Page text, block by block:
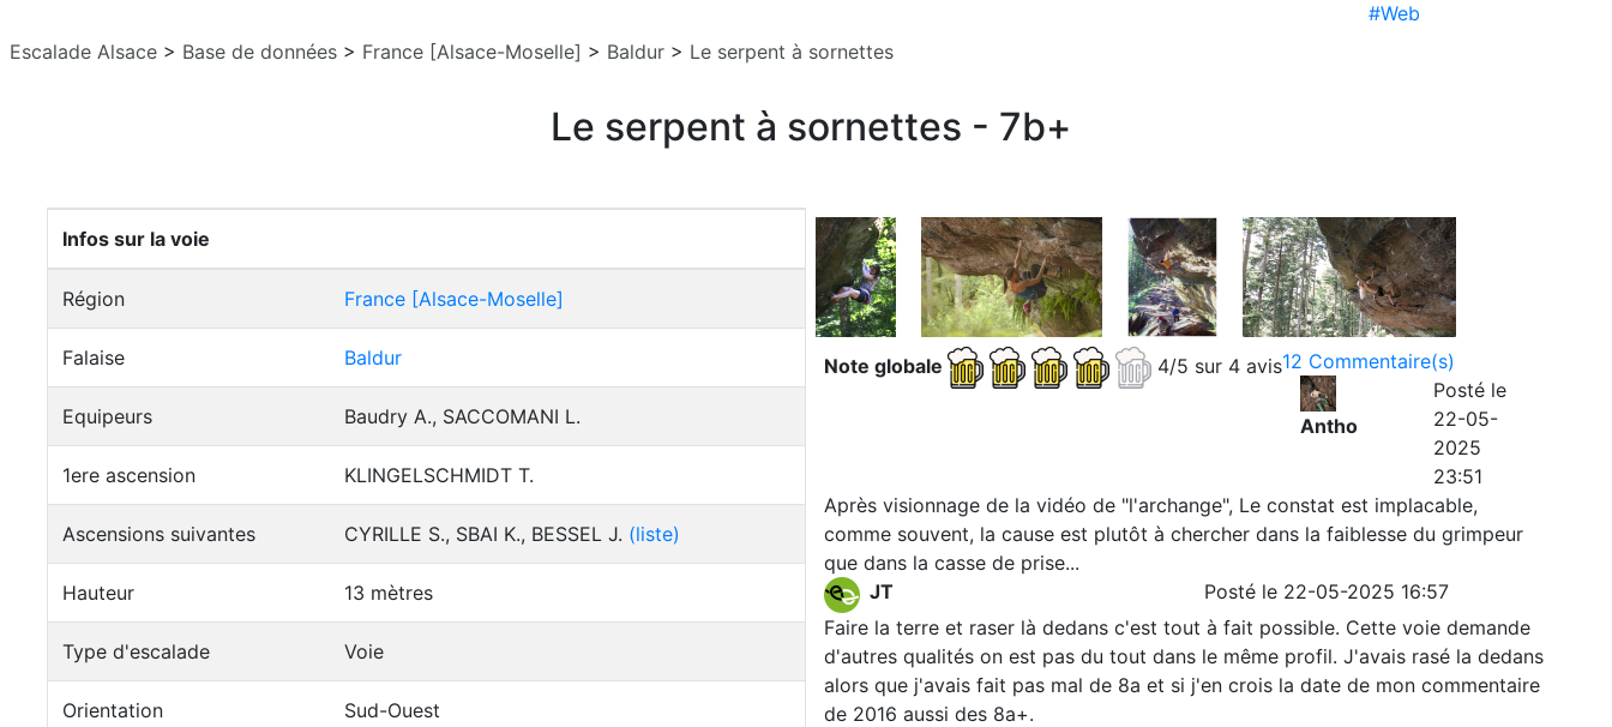
#Web
Escalade Alsace > Base de données > France [Alsace-Moselle] > Baldur > Le serpent à sornettes
Le serpent à sornettes - 7b+
Infos sur la voie
Région France [Alsace-Moselle]
Falaise Baldur
Equipeurs Baudry A., SACCOMANI L.
1ere ascension KLINGELSCHMIDT T.
Ascensions suivantes CYRILLE S., SBAI K., BESSEL J. (liste)
Hauteur 13 mètres
Type d'escalade Voie
Orientation Sud-Ouest
12 Commentaire(s)
Note globale 4/5 sur 4 avis
Antho
Posté le
22-05-
2025
23:51
Après visionnage de la vidéo de "l'archange", Le constat est implacable,
comme souvent, la cause est plutôt à chercher dans la faiblesse du grimpeur
que dans la casse de prise...
JT
Posté le 22-05-2025 16:57
Faire la terre et raser là dedans c'est tout à fait possible. Cette voie demande
d'autres qualités on est pas du tout dans le même profil. J'avais rasé la dedans
alors que j'avais fait pas mal de 8a et si j'en crois la date de mon commentaire
de 2016 aussi des 8a+.